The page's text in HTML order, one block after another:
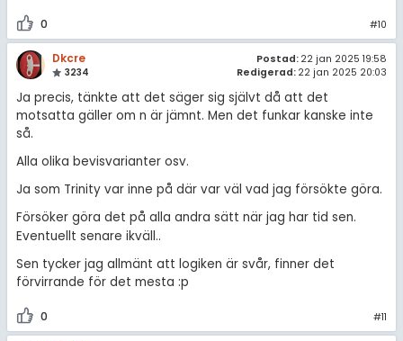
0 #10
Dkcre
3234
Postad: 22 jan 2025 19:58
Redigerad: 22 jan 2025 20:03
Ja precis, tänkte att det säger sig självt då att det
motsatta gäller om n är jämnt. Men det funkar kanske inte
så.
Alla olika bevisvarianter osv.
Ja som Trinity var inne på där var väl vad jag försökte göra.
Försöker göra det på alla andra sätt när jag har tid sen.
Eventuellt senare ikväll..
Sen tycker jag allmänt att logiken är svår, finner det
förvirrande för det mesta :p
0 #11